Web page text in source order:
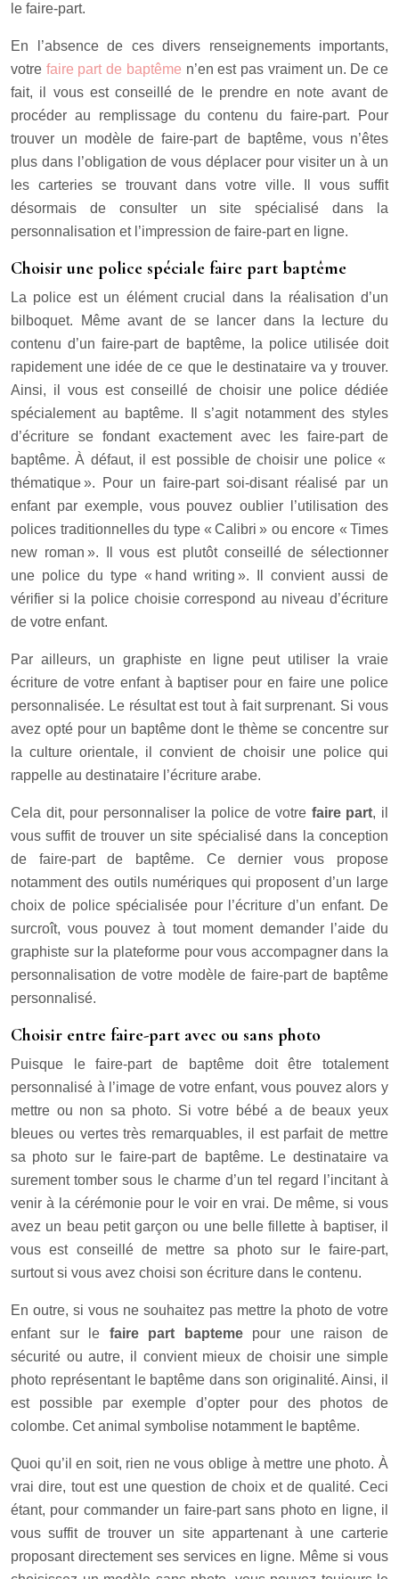
le faire-part.
En l’absence de ces divers renseignements importants,
votre faire part de baptême n’en est pas vraiment un. De ce
fait, il vous est conseillé de le prendre en note avant de
procéder au remplissage du contenu du faire-part. Pour
trouver un modèle de faire-part de baptême, vous n’êtes
plus dans l’obligation de vous déplacer pour visiter un à un
les carteries se trouvant dans votre ville. Il vous suffit
désormais de consulter un site spécialisé dans la
personnalisation et l’impression de faire-part en ligne.
Choisir une police spéciale faire part baptême
La police est un élément crucial dans la réalisation d’un
bilboquet. Même avant de se lancer dans la lecture du
contenu d’un faire-part de baptême, la police utilisée doit
rapidement une idée de ce que le destinataire va y trouver.
Ainsi, il vous est conseillé de choisir une police dédiée
spécialement au baptême. Il s’agit notamment des styles
d’écriture se fondant exactement avec les faire-part de
baptême. À défaut, il est possible de choisir une police «
thématique ». Pour un faire-part soi-disant réalisé par un
enfant par exemple, vous pouvez oublier l’utilisation des
polices traditionnelles du type « Calibri » ou encore « Times
new roman ». Il vous est plutôt conseillé de sélectionner
une police du type « hand writing ». Il convient aussi de
vérifier si la police choisie correspond au niveau d’écriture
de votre enfant.
Par ailleurs, un graphiste en ligne peut utiliser la vraie
écriture de votre enfant à baptiser pour en faire une police
personnalisée. Le résultat est tout à fait surprenant. Si vous
avez opté pour un baptême dont le thème se concentre sur
la culture orientale, il convient de choisir une police qui
rappelle au destinataire l’écriture arabe.
Cela dit, pour personnaliser la police de votre faire part, il
vous suffit de trouver un site spécialisé dans la conception
de faire-part de baptême. Ce dernier vous propose
notamment des outils numériques qui proposent d’un large
choix de police spécialisée pour l’écriture d’un enfant. De
surcroît, vous pouvez à tout moment demander l’aide du
graphiste sur la plateforme pour vous accompagner dans la
personnalisation de votre modèle de faire-part de baptême
personnalisé.
Choisir entre faire-part avec ou sans photo
Puisque le faire-part de baptême doit être totalement
personnalisé à l’image de votre enfant, vous pouvez alors y
mettre ou non sa photo. Si votre bébé a de beaux yeux
bleues ou vertes très remarquables, il est parfait de mettre
sa photo sur le faire-part de baptême. Le destinataire va
surement tomber sous le charme d’un tel regard l’incitant à
venir à la cérémonie pour le voir en vrai. De même, si vous
avez un beau petit garçon ou une belle fillette à baptiser, il
vous est conseillé de mettre sa photo sur le faire-part,
surtout si vous avez choisi son écriture dans le contenu.
En outre, si vous ne souhaitez pas mettre la photo de votre
enfant sur le faire part baptemepour une raison de
sécurité ou autre, il convient mieux de choisir une simple
photo représentant le baptême dans son originalité. Ainsi, il
est possible par exemple d’opter pour des photos de
colombe. Cet animal symbolise notamment le baptême.
Quoi qu’il en soit, rien ne vous oblige à mettre une photo. À
vrai dire, tout est une question de choix et de qualité. Ceci
étant, pour commander un faire-part sans photo en ligne, il
vous suffit de trouver un site appartenant à une carterie
proposant directement ses services en ligne. Même si vous